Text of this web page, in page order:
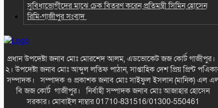
সুবিধাভোগীদের মাঝে চেক বিতরণ করেন প্রতিমন্ত্রী সিমিন হোসেন
রিমি-গাজীপুর সংবাদ
প্রধান উপদেষ্টা জনাব মোঃ মোরশেদ আলম, এডভোকেট জজ কোর্ট
২। উপদেষ্টা জনাব মোঃ আব্দুল লতিফ পাঠান, সাপ্তাহিক দেশ প্রিয় প্রিন্ট
সম্পাদক। সম্পাদক ও প্রকাশক জনাব মোঃ সাইফুল ইসলান (মানিক) এল
বি জজ কোর্ট গাজীপুর। নির্বাহী সম্পাদক জনাব মোঃ আজাহার হোসেন
সরকার। মোবাইল নাম্বার 01710-831516/01300-550461